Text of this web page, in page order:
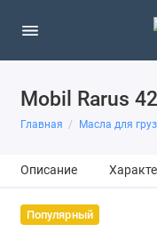
Mobil Rarus
Главная Масла для
Описание
Популярный